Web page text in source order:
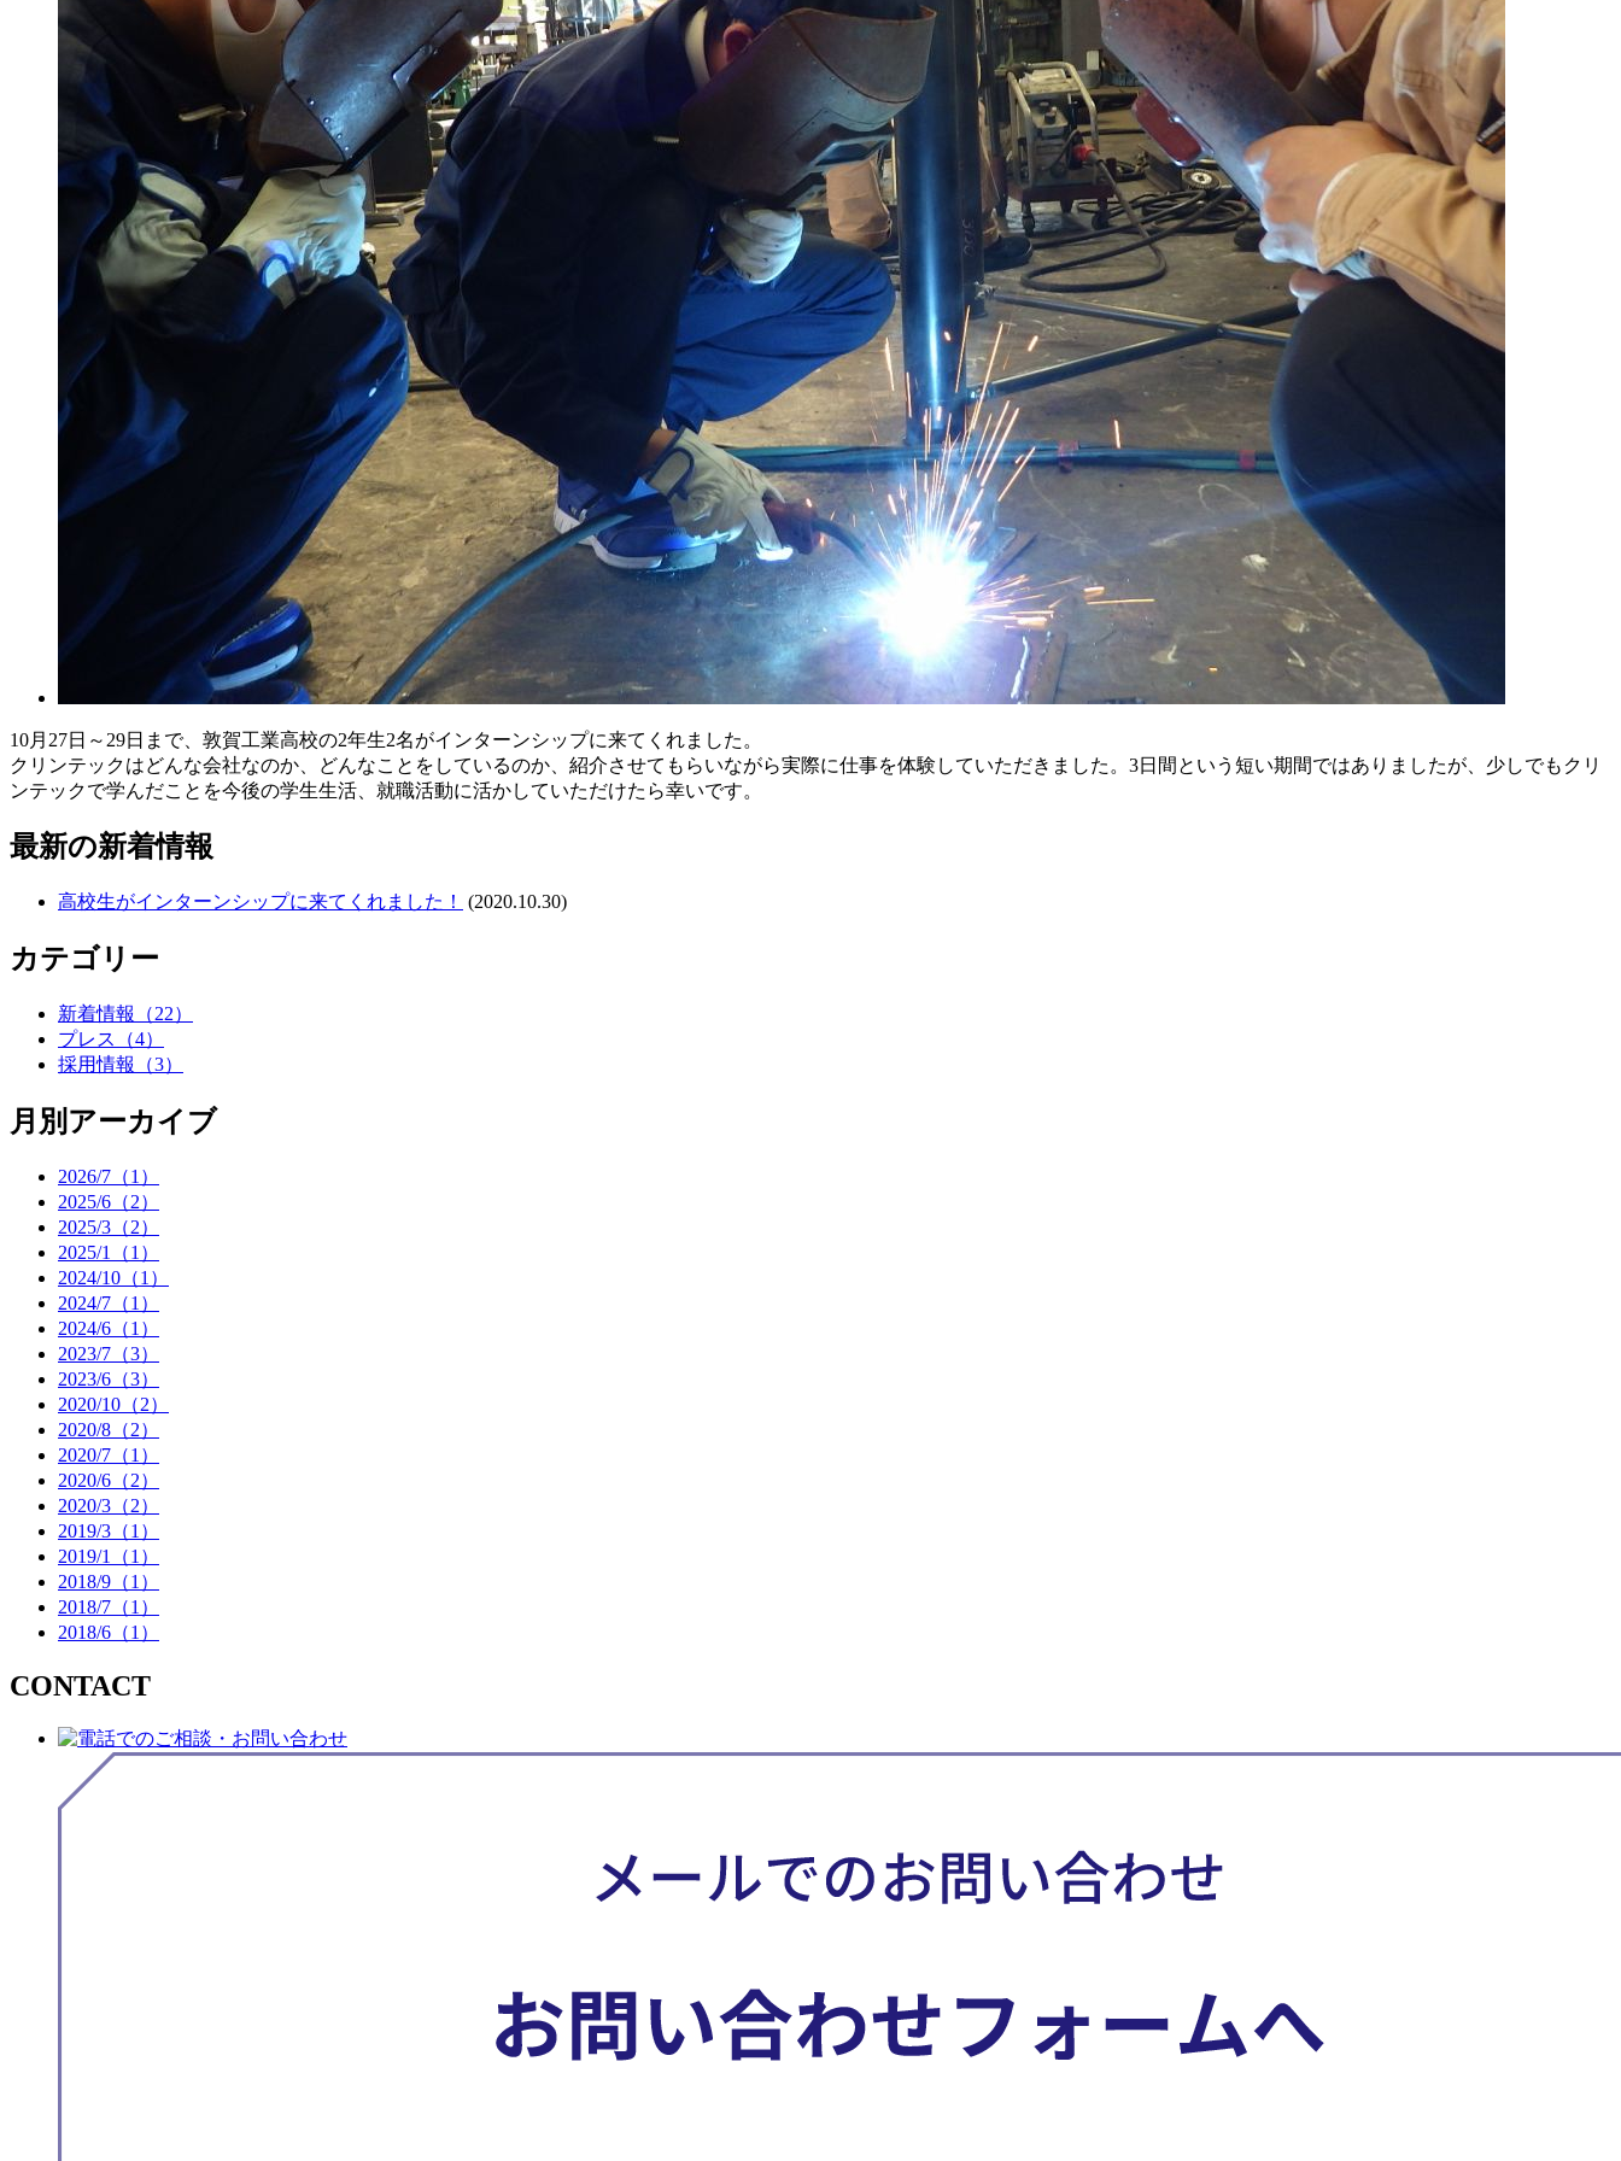
10月27日～29日まで、敦賀工業高校の2年生2名がインターンシップに来てくれました。
クリンテックはどんな会社なのか、どんなことをしているのか、紹介させてもらいながら実際に仕事を体験していただきました。3日間という短い期間ではありましたが、少しでもクリ
ンテックで学んだことを今後の学生生活、就職活動に活かしていただけたら幸いです。
最新の新着情報
高校生がインターンシップに来てくれました！ (2020.10.30)
カテゴリー
新着情報
（22）
プレス
（4）
採用情報
（3）
月別アーカイブ
2026/7（1）
2025/6（2）
2025/3（2）
2025/1（1）
2024/10（1）
2024/7（1）
2024/6（1）
2023/7（3）
2023/6（3）
2020/10（2）
2020/8（2）
2020/7（1）
2020/6（2）
2020/3（2）
2019/3（1）
2019/1（1）
2018/9（1）
2018/7（1）
2018/6（1）
CONTACT